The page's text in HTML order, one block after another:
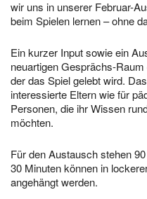
wir uns in unserer Februar-
beim Spielen lernen – ohne
Ein kurzer Input sowie ein
neuartigen Gesprächs-
der das Spiel gelebt wird.
interessierte Eltern wie für
Personen, die ihr Wissen
möchten.
Für den Austausch stehen
30 Minuten können in
angehängt werden.